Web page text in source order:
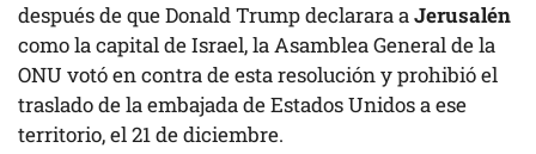
después de que Donald Trump declarara aJerusalén
como la capital de Israel, la Asamblea General de la
ONU votó en contra de esta resolución y prohibió el
traslado de la embajada de Estados Unidos a ese
territorio, el 21 de diciembre.